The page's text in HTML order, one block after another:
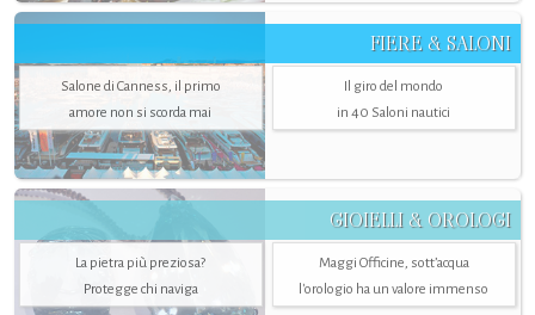
FIERE & SALONI
Salone di Canness, il primo
amore non si scorda mai
Il giro del mondo
in 40 Saloni nautici
GIOIELLI & OROLOGI
La pietra più preziosa?
Protegge chi naviga
Maggi Officine, sott’acqua
l'orologio ha un valore immenso